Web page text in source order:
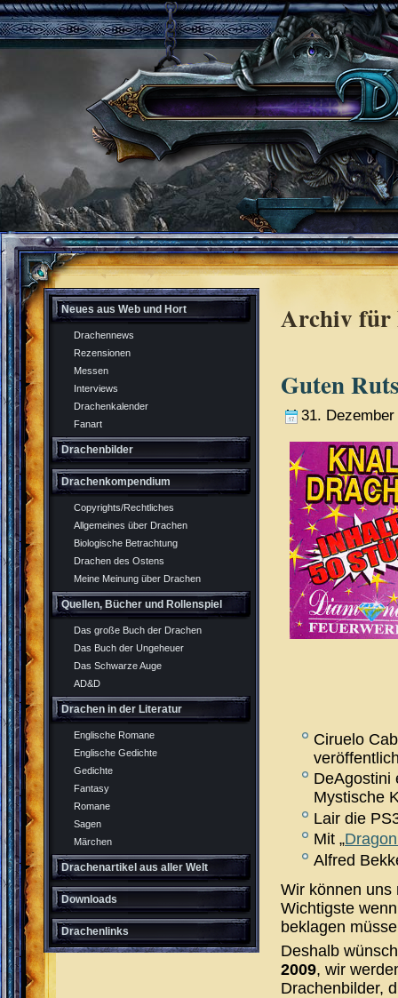
Neues aus Web und Hort
Drachennews
Rezensionen
Messen
Interviews
Drachenkalender
Fanart
Drachenbilder
Drachenkompendium
Copyrights/Rechtliches
Allgemeines über Drachen
Biologische Betrachtung
Drachen des Ostens
Meine Meinung über Drachen
Quellen, Bücher und Rollenspiel
Das große Buch der Drachen
Das Buch der Ungeheuer
Das Schwarze Auge
AD&D
Drachen in der Literatur
Englische Romane
Englische Gedichte
Gedichte
Fantasy
Romane
Sagen
Märchen
Drachenartikel aus aller Welt
Downloads
Drachenlinks
Archiv für
Guten
31.
Ciruelo
DeAgostini
Mystische
Lair die
Mit „
Alfred
Wir können uns
Wichtigste
beklagen
Deshalb
2009, wir
Drachenbilder,